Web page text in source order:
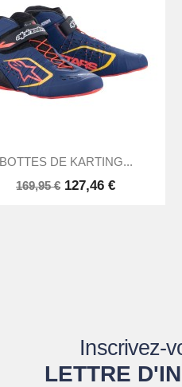
Aperçu rapide
BOTTES DE KARTING...
169,95 € 127,46 €
Inscrivez-
LETTRE